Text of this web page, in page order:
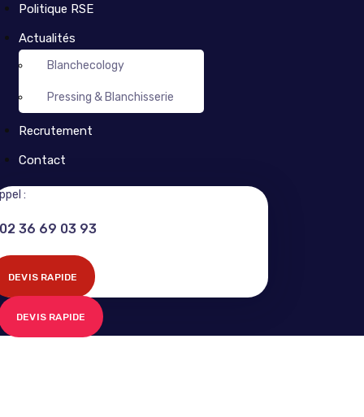
Politique RSE
Actualités
Blanchecology
Pressing & Blanchisserie
Recrutement
Contact
:
02 36 69 03 93
DEVIS RAPIDE
DEVIS RAPIDE